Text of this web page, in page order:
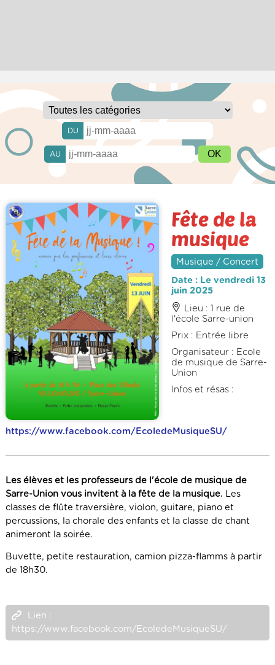
DU
AU
Fête de la
musique
Musique / Concert
Date : Le vendredi 13
juin 2025
Lieu : 1 rue de
l'école Sarre-union
Prix : Entrée libre
Organisateur : Ecole
de musique de Sarre-
Union
Infos et résas :
https://www.facebook.com/EcoledeMusiqueSU/
Les élèves et les professeurs de l'école de musique de
Sarre-Union vous invitent à la fête de la musique. Les
classes de flûte traversière, violon, guitare, piano et
percussions, la chorale des enfants et la classe de chant
animeront la soirée.
Buvette, petite restauration, camion pizza-flamms à partir
de 18h30.
Lien :
https://www.facebook.com/EcoledeMusiqueSU/